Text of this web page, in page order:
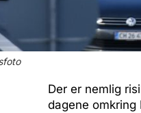
Der er nemlig
dagene omkring